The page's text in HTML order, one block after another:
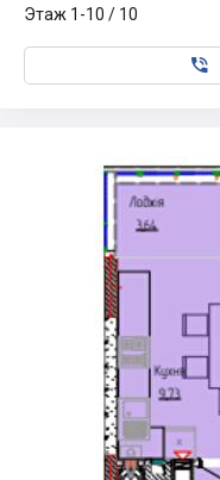
Этаж 1-10 / 10
